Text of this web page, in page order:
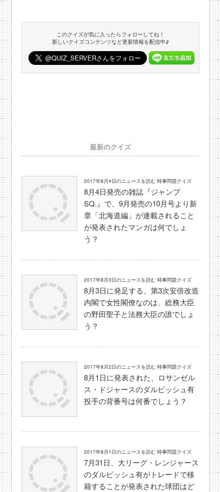
このクイズが気に入ったらフォローしてね！
新しいクイズコンテンツなど更新情報を配信中♪
最新のクイズ
2017年8月4日のニュースを読む 時事問題クイズ
8月4日発売の雑誌『ジャンプ
SQ.』で、9月発売の10月号より新
章「北海道編」が連載されること
が発表されたマンガは何でしょ
う？
2017年8月3日のニュースを読む 時事問題クイズ
8月3日に発足する、第3次安倍改造
内閣で女性閣僚なのは、総務大臣
の野田聖子と法務大臣の誰でしょ
う？
2017年8月2日のニュースを読む 時事問題クイズ
8月1日に発表された、ロサンゼル
ス・ドジャースのダルビッシュ有
投手の背番号は何番でしょう？
2017年8月1日のニュースを読む 時事問題クイズ
7月31日、大リーグ・レンジャース
のダルビッシュ有がトレードで移
籍することが発表された球団はど